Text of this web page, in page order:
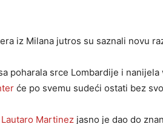
iz Milana jutros su saznali novu
poharala srce Lombardije i
će po svemu sudeći ostati bez
Lautaro Martinez jasno je dao do